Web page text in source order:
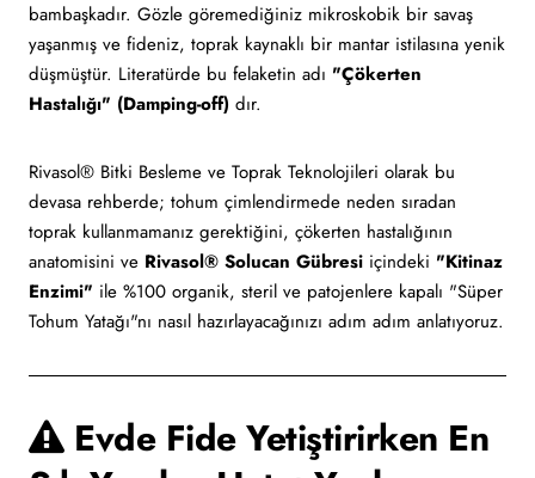
bambaşkadır. Gözle göremediğiniz mikroskobik bir savaş
yaşanmış ve fideniz, toprak kaynaklı bir mantar istilasına yenik
düşmüştür. Literatürde bu felaketin adı "Çökerten
Hastalığı" (Damping-off) dır.
Rivasol® Bitki Besleme ve Toprak Teknolojileri olarak bu
devasa rehberde; tohum çimlendirmede neden sıradan
toprak kullanmamanız gerektiğini, çökerten hastalığının
anatomisini ve Rivasol® Solucan Gübresi içindeki "Kitinaz
Enzimi" ile %100 organik, steril ve patojenlere kapalı "Süper
Tohum Yatağı"nı nasıl hazırlayacağınızı adım adım anlatıyoruz.
Evde Fide Yetiştirirken En